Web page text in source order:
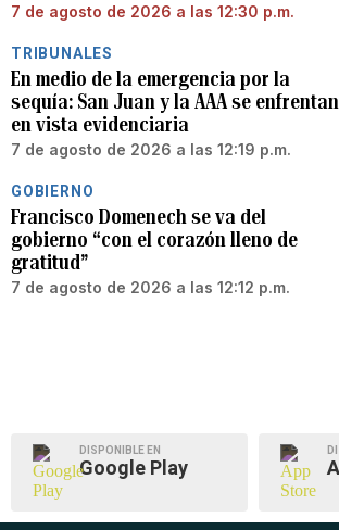
7 de agosto de 2026 a las 12:30 p.m.
TRIBUNALES
En medio de la emergencia por la
sequía: San Juan y la AAA se enfrentan
en vista evidenciaria
7 de agosto de 2026 a las 12:19 p.m.
GOBIERNO
Francisco Domenech se va del
gobierno “con el corazón lleno de
gratitud”
7 de agosto de 2026 a las 12:12 p.m.
DISPONIBLE EN
Google Play